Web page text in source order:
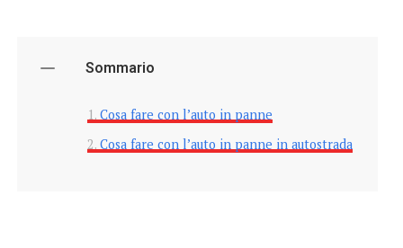
Sommario
Cosa fare con l’auto in panne
Cosa fare con l’auto in panne in autostrada